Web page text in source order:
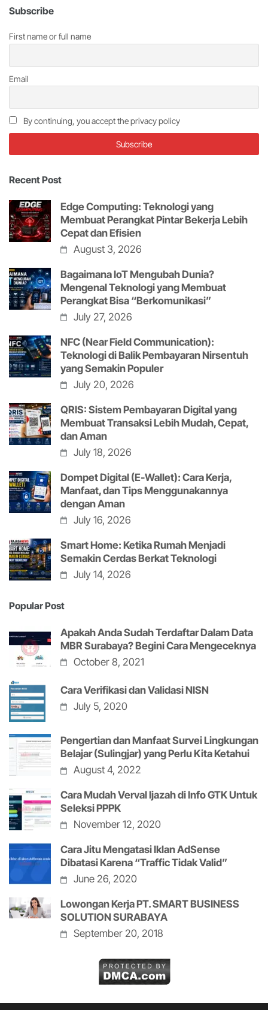
Subscribe
First name or full name
Email
By continuing, you accept the privacy policy
Recent Post
Edge Computing: Teknologi yang
Membuat Perangkat Pintar Bekerja Lebih
Cepat dan Efisien
August 3, 2026
Bagaimana IoT Mengubah Dunia?
Mengenal Teknologi yang Membuat
Perangkat Bisa “Berkomunikasi”
July 27, 2026
NFC (Near Field Communication):
Teknologi di Balik Pembayaran Nirsentuh
yang Semakin Populer
July 20, 2026
QRIS: Sistem Pembayaran Digital yang
Membuat Transaksi Lebih Mudah, Cepat,
dan Aman
July 18, 2026
Dompet Digital (E-Wallet): Cara Kerja,
Manfaat, dan Tips Menggunakannya
dengan Aman
July 16, 2026
Smart Home: Ketika Rumah Menjadi
Semakin Cerdas Berkat Teknologi
July 14, 2026
Popular Post
Apakah Anda Sudah Terdaftar Dalam Data
MBR Surabaya? Begini Cara Mengeceknya
October 8, 2021
Cara Verifikasi dan Validasi NISN
July 5, 2020
Pengertian dan Manfaat Survei Lingkungan
Belajar (Sulingjar) yang Perlu Kita Ketahui
August 4, 2022
Cara Mudah Verval Ijazah di Info GTK Untuk
Seleksi PPPK
November 12, 2020
Cara Jitu Mengatasi Iklan AdSense
Dibatasi Karena “Traffic Tidak Valid”
June 26, 2020
Lowongan Kerja PT. SMART BUSINESS
SOLUTION SURABAYA
September 20, 2018